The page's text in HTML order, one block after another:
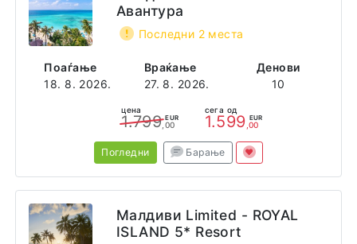
Поаѓање
18. 8. 2026.
Враќање
27. 8. 2026.
Денови
10
Авантура
Последни 2 места
цена
1.799 EUR
,00
сега од
1.599 EUR
,00
Погледни Барање
Малдиви Limited - ROYAL
ISLAND 5* Resort